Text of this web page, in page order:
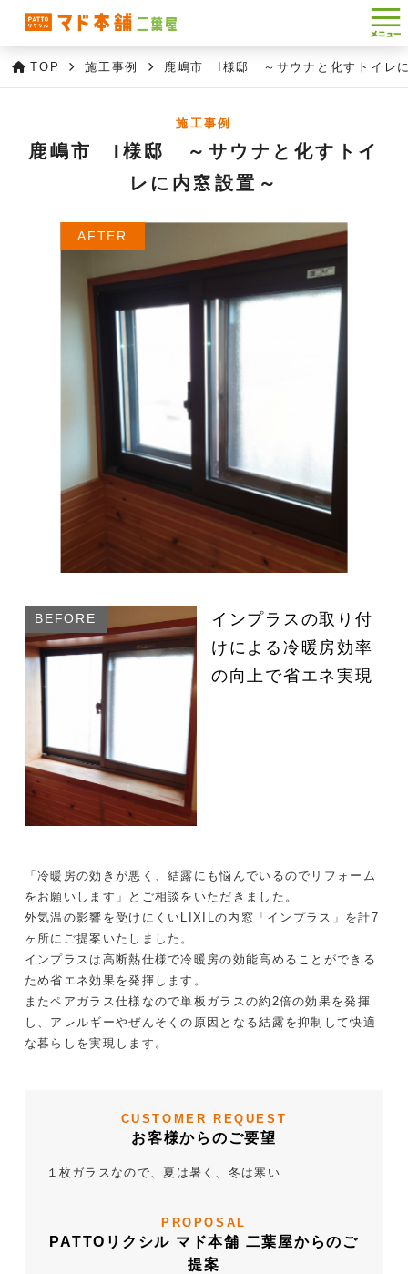
TOP 施工事例 鹿嶋市 I様邸 ～サウナと化すトイレ
施工事例
鹿嶋市 I様邸 ～サウナと化すトイ
レに内窓設置～
インプラスの取り付
けによる冷暖房効率
の向上で省エネ実現
「冷暖房の効きが悪く、結露にも悩んでいるのでリフォーム
をお願いします」とご相談をいただきました。
外気温の影響を受けにくいLIXILの内窓「インプラス」を計7
ヶ所にご提案いたしました。
インプラスは高断熱仕様で冷暖房の効能高めることができる
ため省エネ効果を発揮します。
またペアガラス仕様なので単板ガラスの約2倍の効果を発揮
し、アレルギーやぜんそくの原因となる結露を抑制して快適
な暮らしを実現します。
CUSTOMER REQUEST
お客様からのご要望
１枚ガラスなので、夏は暑く、冬は寒い
PROPOSAL
PATTOリクシル マド本舗 二葉屋からのご
提案